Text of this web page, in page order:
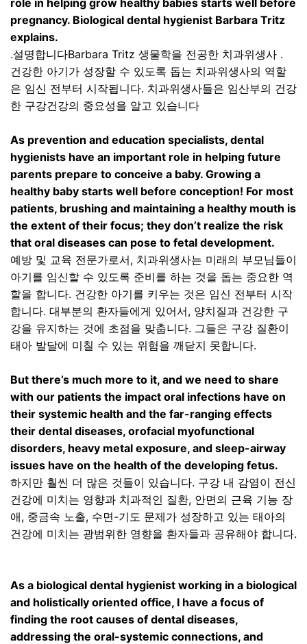
role in helping grow healthy babies starts well before
pregnancy. Biological dental hygienist Barbara Tritz
explains.
.설명합니다Barbara Tritz 생물학을 전공한 치과위생사 .
건강한 아기가 성장할 수 있도록 돕는 치과위생사의 역할
은 임신 전부터 시작됩니다. 치과위생사들은 임산부의 건강
한 구강건강의 중요성을 알고 있습니다
As prevention and education specialists, dental
hygienists have an important role in helping future
parents prepare to conceive a baby. Growing a
healthy baby starts well before conception! For most
patients, brushing and maintaining a healthy mouth is
the extent of their focus; they don’t realize the risk
that oral diseases can pose to fetal development.
예방 및 교육 전문가로서, 치과위생사는 미래의 부모님들이
아기를 임신할 수 있도록 준비를 하는 것을 돕는 중요한 역
할을 합니다. 건강한 아기를 키우는 것은 임신 전부터 시작
합니다. 대부분의 환자들에게 있어서, 양치질과 건강한 구
강을 유지하는 것에 초점을 맞춥니다. 그들은 구강 질환이
태아 발달에 미칠 수 있는 위험을 깨닫지 못합니다.
But there’s much more to it, and we need to share
with our patients the impact oral infections have on
their systemic health and the far-ranging effects
their dental diseases, orofacial myofunctional
disorders, heavy metal exposure, and sleep-airway
issues have on the health of the developing fetus.
하지만 훨씬 더 많은 것들이 있습니다. 구강 내 감염이 전신
건강에 미치는 영향과 치과적인 질환, 안면의 근육 기능 장
애, 중금속 노출, 수면-기도 문제가 성장하고 있는 태아의
건강에 미치는 광범위한 영향을 환자들과 공유해야 합니다.
As a biological dental hygienist working in a biological
and holistically oriented office, I have a focus of
finding the root causes of dental diseases,
addressing the oral-systemic connections, and